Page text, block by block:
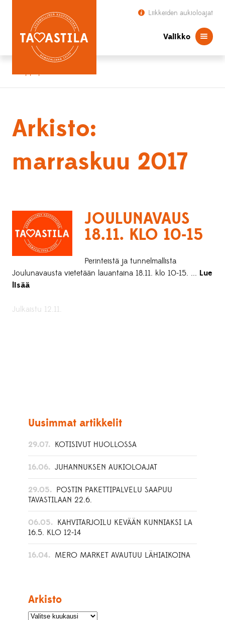
Liikkeiden aukioloajat
Valikko
Arkisto:
marraskuu 2017
JOULUNAVAUS
18.11. KLO 10-15
Perinteistä ja tunnelmallista
Joulunavausta vietetään lauantaina 18.11. klo 10-15. ... Lue
lisää
Julkaistu 12.11.
Uusimmat artikkelit
29.07. KOTISIVUT HUOLLOSSA
16.06. JUHANNUKSEN AUKIOLOAJAT
29.05. POSTIN PAKETTIPALVELU SAAPUU
TAVASTILAAN 22.6.
06.05. KAHVITARJOILU KEVÄÄN KUNNIAKSI LA
16.5. KLO 12-14
16.04. MERO MARKET AVAUTUU LÄHIAIKOINA
Arkisto